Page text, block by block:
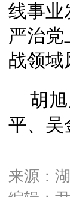
线事业
严治
战领域
胡
平、吴
来源：